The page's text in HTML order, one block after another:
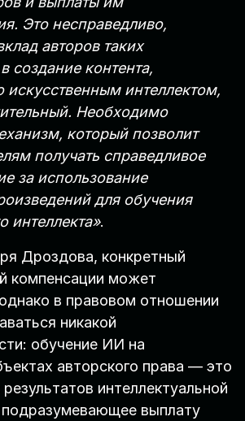
Это несправедливо,
авторов таких
создание контента,
искусственным интеллектом,
Необходимо
который позволит
получать справедливое
за использование
для обучения
интеллекта».
Дроздова, конкретный
компенсации может
в правовом отношении
никакой
обучение ИИ на
авторского права — это
интеллектуальной
подразумевающее выплату